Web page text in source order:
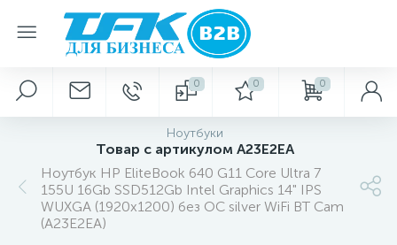
0 0 0
Ноутбуки
Товар с артикулом A23E2EA
Ноутбук HP EliteBook 640 G11 Core Ultra 7
155U 16Gb SSD512Gb Intel Graphics 14" IPS
WUXGA (1920x1200) без ОС silver WiFi BT Cam
(A23E2EA)